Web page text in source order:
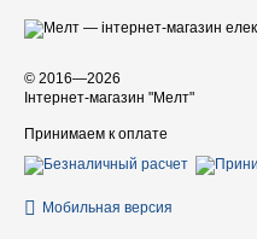
© 2016—2026
Інтернет-магазин "Мелт"
Принимаем к оплате
Мобильная версия